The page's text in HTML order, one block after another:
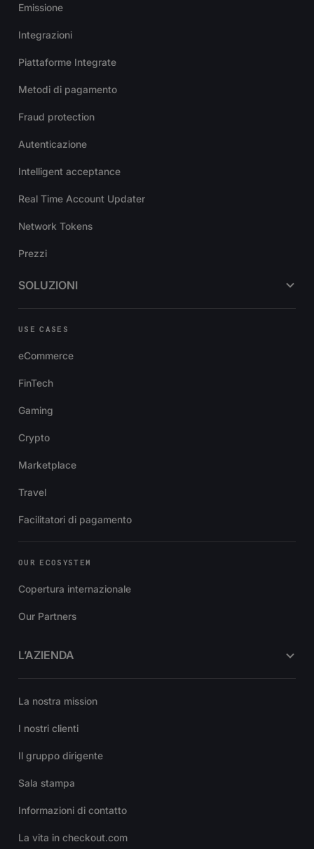
Emissione
Integrazioni
Piattaforme Integrate
Metodi di pagamento
Fraud protection
Autenticazione
Intelligent acceptance
Real Time Account Updater
Network Tokens
Prezzi
SOLUZIONI
USE CASES
eCommerce
FinTech
Gaming
Crypto
Marketplace
Travel
Facilitatori di pagamento
OUR ECOSYSTEM
Copertura internazionale
Our Partners
L’AZIENDA
La nostra mission
I nostri clienti
Il gruppo dirigente
Sala stampa
Informazioni di contatto
La vita in checkout.com